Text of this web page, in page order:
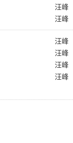
汪峰
汪峰
汪峰
汪峰
汪峰
汪峰